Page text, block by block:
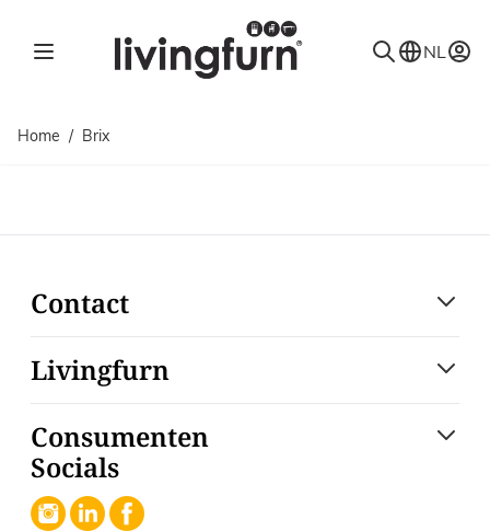
NL
Home / Brix
Contact
Livingfurn
Consumenten
Socials